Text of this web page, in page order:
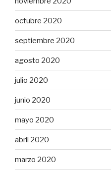
octubre 2020
septiembre 2020
agosto 2020
julio 2020
junio 2020
mayo 2020
abril 2020
marzo 2020